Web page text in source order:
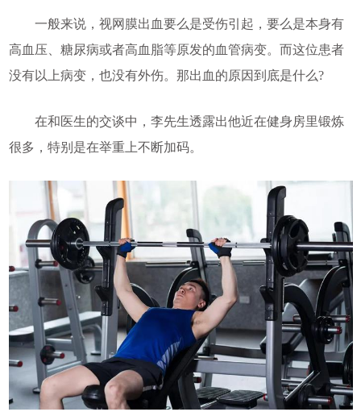
一般来说，视网膜出血要么是受伤引起，要么是本身有
高血压、糖尿病或者高血脂等原发的血管病变。而这位患者
没有以上病变，也没有外伤。那出血的原因到底是什么?
在和医生的交谈中，李先生透露出他近在健身房里锻炼
很多，特别是在举重上不断加码。